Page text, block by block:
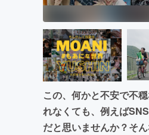
この、何かと不安で不
れなくても、例えば
だと思いませんか？そ